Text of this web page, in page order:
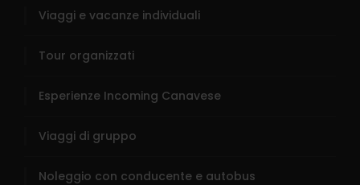
Viaggi e vacanze individuali
Tour organizzati
Esperienze Incoming Canavese
Viaggi di gruppo
Noleggio con conducente e autobus